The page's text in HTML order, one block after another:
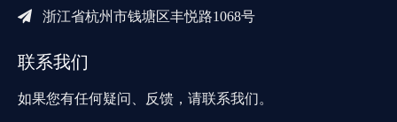
 浙江省杭州市钱塘区丰悦路1068号
联系我们
如果您有任何疑问、反馈，请联系我们。